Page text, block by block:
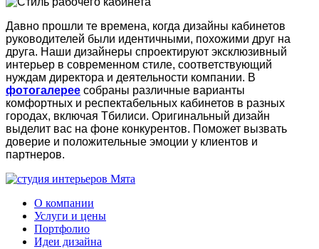
Давно прошли те времена, когда дизайны кабинетов
руководителей были идентичными, похожими друг на
друга. Наши дизайнеры спроектируют эксклюзивный
интерьер в современном стиле, соответствующий
нуждам директора и деятельности компании. В
фотогалерее собраны различные варианты
комфортных и респектабельных кабинетов в разных
городах, включая Тбилиси. Оригинальный дизайн
выделит вас на фоне конкурентов. Поможет вызвать
доверие и положительные эмоции у клиентов и
партнеров.
О компании
Услуги и цены
Портфолио
Идеи дизайна